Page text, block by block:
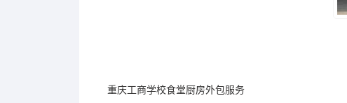
重庆工商学校食堂厨房外包服务